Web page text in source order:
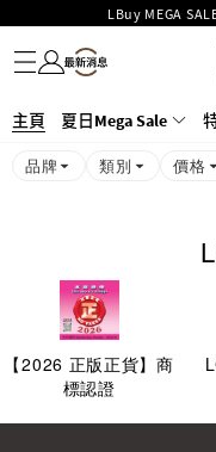
LBuy MEGA
Goyard Hobo / Hobo
LBuy呈獻 - Hermès 及
MOKO 1樓175號鋪旗
購物
名牌服飾
潮流服飾
童裝
護膚美妝
香水香薰
個人護理
母嬰護理
遊戲及精品玩具
文儀用品
家居生活
電子產品
美食
醫藥保健
運動與戶外用品
主頁 夏日Mega Sale
品牌 類別 價格
【2026 正版正貨】商
標認證